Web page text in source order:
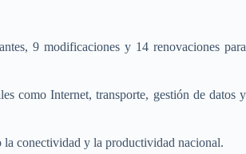
9 modificaciones y 14 renovaciones para
como Internet, transporte, gestión de datos y
la conectividad y la productividad nacional.